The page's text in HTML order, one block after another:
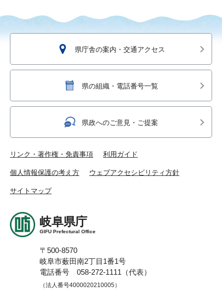
県庁舎の案内・交通アクセス
県の組織・電話番号一覧
県政へのご意見・ご提案
リンク・著作権・免責事項 利用ガイド
個人情報保護の考え方 ウェブアクセシビリティ方針
サイトマップ
岐阜県庁
GIFU Prefectural Office
〒500-8570
岐阜市薮田南2丁目1番1号
電話番号 058-272-1111（代表）
（法人番号4000020210005）